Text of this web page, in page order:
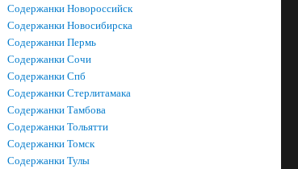
Содержанки Новороссийск
Содержанки Новосибирска
Содержанки Пермь
Содержанки Сочи
Содержанки Спб
Содержанки Стерлитамака
Содержанки Тамбова
Содержанки Тольятти
Содержанки Томск
Содержанки Тулы